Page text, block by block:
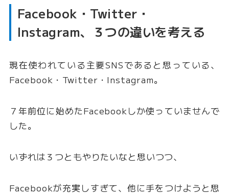
Facebook・Twitter・
Instagram、３つの違いを考える
現在使われている主要SNSであると思っている、
Facebook・Twitter・Instagram。
７年前位に始めたFacebookしか使っていませんで
した。
いずれは３つともやりたいなと思いつつ、
Facebookが充実しすぎて、他に手をつけようと思